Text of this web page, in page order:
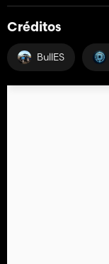
Créditos
BullES